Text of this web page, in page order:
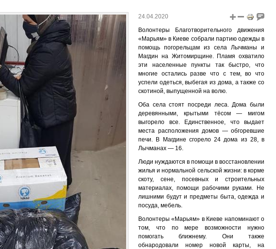
24.04.2020
Волонтеры Благотворительного движения
«Марьям» в Киеве собрали партию одежды в
помощь погорельцам из села Лычманы и
Магдин на Житомирщине. Пламя охватило
эти населенные пункты так быстро, что
многие остались разве что с тем, во что
успели одеться, выбегая из дома, а также со
скотиной, выпущенной на волю.
Оба села стоят посреди леса. Дома были
деревянными, крытыми тёсом — мигом
выгорело все. Единственное, что выдает
места расположения домов — обгоревшие
печи. В Магдине сгорело 24 дома из 28, в
Лычманах — 16.
Люди нуждаются в помощи в восстановлении
жилья и нормальной сельской жизни: в корме
скоту, сене, посевных и строительных
материалах, помощи рабочими руками. Не
лишними будут и предметы быта, одежда и
посуда, мебель.
Волонтеры «Марьям» в Киеве напоминают о
том, что по мере возможности нужно
помогать ближнему. Они также
обнародовали номер новой карты, на